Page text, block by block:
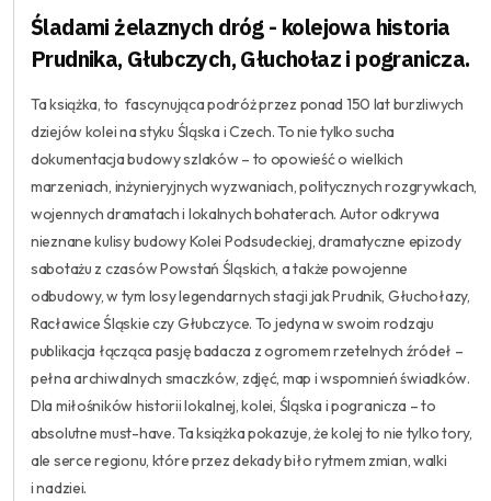
Śladami żelaznych dróg - kolejowa historia
Prudnika, Głubczych, Głuchołaz i pogranicza.
Ta książka, to fascynująca podróż przez ponad 150 lat burzliwych
dziejów kolei na styku Śląska i Czech. To nie tylko sucha
dokumentacja budowy szlaków – to opowieść o wielkich
marzeniach, inżynieryjnych wyzwaniach, politycznych rozgrywkach,
wojennych dramatach i lokalnych bohaterach. Autor odkrywa
nieznane kulisy budowy Kolei Podsudeckiej, dramatyczne epizody
sabotażu z czasów Powstań Śląskich, a także powojenne
odbudowy, w tym losy legendarnych stacji jak Prudnik, Głuchołazy,
Racławice Śląskie czy Głubczyce. To jedyna w swoim rodzaju
publikacja łącząca pasję badacza z ogromem rzetelnych źródeł –
pełna archiwalnych smaczków, zdjęć, map i wspomnień świadków.
Dla miłośników historii lokalnej, kolei, Śląska i pogranicza – to
absolutne must-have. Ta książka pokazuje, że kolej to nie tylko tory,
ale serce regionu, które przez dekady biło rytmem zmian, walki
i nadziei.